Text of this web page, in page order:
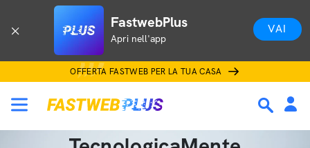
FastwebPlus
Apri nell'app
VAI
OFFERTA FASTWEB PER LA TUA CASA